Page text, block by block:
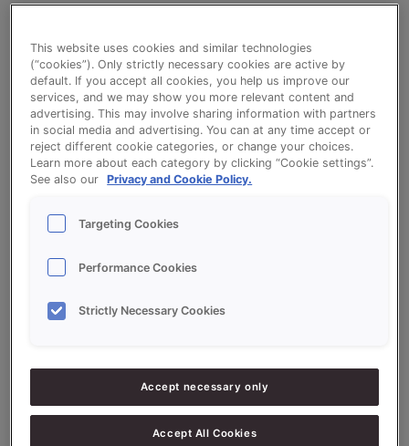
Donker zonnepit casino (CREATIONS DARK
MALT, SONPLUS BRUIN)
Bekijk het recept voor Donker zonnepit casino
(CREATIONS DARK MALT, SONPLUS BRUIN)
Ingrediëntenlijst
7500 g - 75 % Volkorenmeel
2500 g - 25% CREATIONS DARK MALT
Zonnepitten
This website uses cookies and similar technologies
(“cookies”). Only strictly necessary cookies are active by
default. If you accept all cookies, you help us improve our
services, and we may show you more relevant content and
advertising. This may involve sharing information with partners
in social media and advertising. You can at any time accept or
reject different cookie categories, or change your choices.
Learn more about each category by clicking “Cookie settings”.
See also our
Privacy and Cookie Policy.
Targeting Cookies
Performance Cookies
Strictly Necessary Cookies
Accept necessary only
Accept All Cookies